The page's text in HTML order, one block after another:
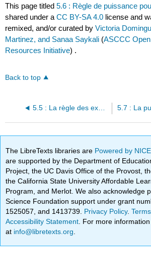
This page titled5.6 : Règle de puissance
shared under aCC BY-SA 4.0 license and
remixed, and/or curated byVictoria
Martinez, and Sanaa Saykali (ASCCC
Resources Initiative) .
Back to top
5.5 : La règle des exposants négatifs
The LibreTexts libraries are Powered by
are supported by the Department of
Project, the UC Davis Office of the Provost,
the California State University Affordable
Program, and Merlot. We also acknowledge
Science Foundation support under grant
1525057, and 1413739. Privacy Policy.
Accessibility Statement . For more
at info@libretexts.org